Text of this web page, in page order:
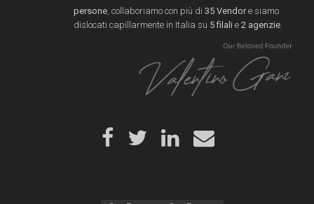
persone , collaboriamo con più di 35 Vendore siamo
dislocati capillarmente in Italia su 5 filali e 2 agenzie